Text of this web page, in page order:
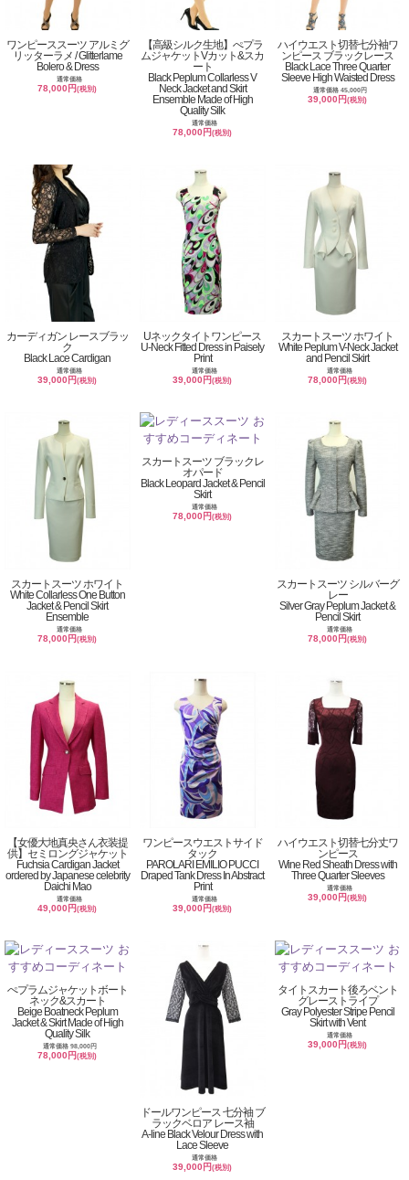
ワンピーススーツ アルミグ
リッターラメ / Glitterlame
Bolero & Dress
通常価格
78,000円(税別)
【高級シルク生地】ぺプラ
ムジャケットVカット&スカ
ート
Black Peplum Collarless V
Neck Jacket and Skirt
Ensemble Made of High
Quality Silk
通常価格
78,000円(税別)
ハイウエスト切替七分袖ワ
ンピース ブラックレース
Black Lace Three Quarter
Sleeve High Waisted Dress
通常価格 45,000円
39,000円(税別)
カーディガン レースブラッ
ク
Black Lace Cardigan
通常価格
39,000円(税別)
Uネックタイトワンピース
U-Neck Fitted Dress in Paisely
Print
通常価格
39,000円(税別)
スカートスーツ ホワイト
White Peplum V-Neck Jacket
and Pencil Skirt
通常価格
78,000円(税別)
スカートスーツ ホワイト
White Collarless One Button
Jacket & Pencil Skirt
Ensemble
通常価格
78,000円(税別)
スカートスーツ ブラックレ
オパード
Black Leopard Jacket & Pencil
Skirt
通常価格
78,000円(税別)
スカートスーツ シルバーグ
レー
Silver Gray Peplum Jacket &
Pencil Skirt
通常価格
78,000円(税別)
【女優大地真央さん衣装提
供】セミロングジャケット
Fuchsia Cardigan Jacket
ordered by Japanese celebrity
Daichi Mao
通常価格
49,000円(税別)
ワンピースウエストサイド
タック
PAROLARI EMILIO PUCCI
Draped Tank Dress In Abstract
Print
通常価格
39,000円(税別)
ハイウエスト切替七分丈ワ
ンピース
Wine Red Sheath Dress with
Three Quarter Sleeves
通常価格
39,000円(税別)
ぺプラムジャケットボート
ネック&スカート
Beige Boatneck Peplum
Jacket & Skirt Made of High
Quality Silk
通常価格 98,000円
78,000円(税別)
ドールワンピース 七分袖 ブ
ラックベロア レース袖
A-line Black Velour Dress with
Lace Sleeve
通常価格
39,000円(税別)
タイトスカート後ろベント
グレーストライプ
Gray Polyester Stripe Pencil
Skirt with Vent
通常価格
39,000円(税別)